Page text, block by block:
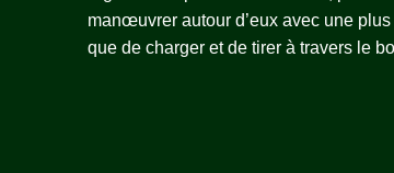
manœuvrer autour d’eux avec une
que de charger et de tirer à travers le